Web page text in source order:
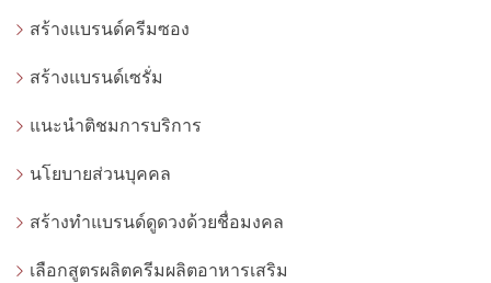
สร้างแบรนด์ครีมซอง
สร้างแบรนด์เซรั่ม
แนะนำติชมการบริการ
นโยบายส่วนบุคคล
สร้างทำแบรนด์ดูดวงด้วยชื่อมงคล
เลือกสูตรผลิตครีมผลิตอาหารเสริม